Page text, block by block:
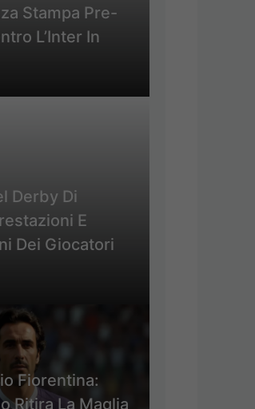
Stampa Pre-
L’Inter In
Derby Di
E
Dei Giocatori
Fiorentina:
Ritira La Maglia